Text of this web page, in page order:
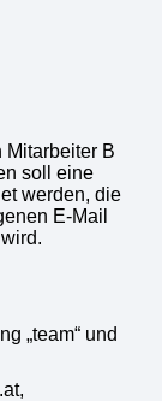
Mitarbeiter B
soll eine
werden, die
E-Mail
„team“ und